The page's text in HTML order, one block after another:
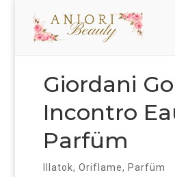
Giordani
Incontro
Parfüm
Illatok, Oriflame, Parfüm